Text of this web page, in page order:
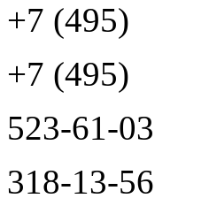
+7 (495)
+7 (495)
523-61-03
318-13-56